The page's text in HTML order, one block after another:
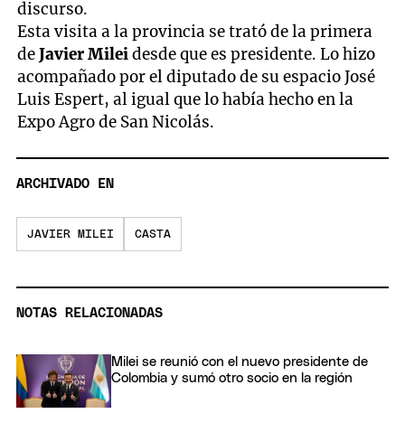
discurso.
Esta visita a la provincia se trató de la primera
deJavier Mileidesde que es presidente. Lo hizo
acompañado por el diputado de su espacio José
Luis Espert, al igual que lo había hecho en la
Expo Agro de San Nicolás.
ARCHIVADO EN
JAVIER MILEI CASTA
NOTAS RELACIONADAS
Milei se reunió con el nuevo presidente de
Colombia y sumó otro socio en la región